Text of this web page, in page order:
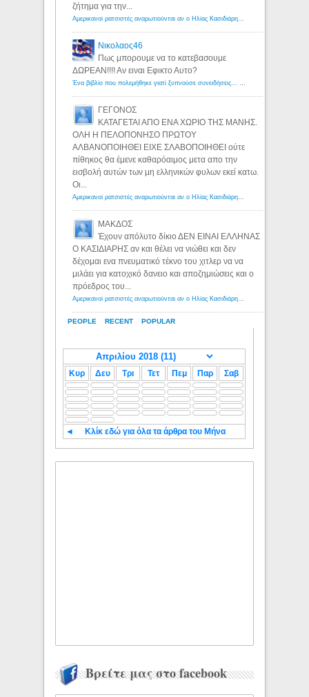
PEOPLE RECENT POPULAR
ζήτημα για την...
Αμερικανοί ρατσιστές αναρωτιούνται αν ο Ηλίας Κασιδιάρης ανήκει στη λευκή φυλή... - Λόγιος Ερμής
Νικολαος46
Πως μπορουμε να το κατεβασουμε
ΔΩΡΕΑΝ!!!! Αν ειναι Εφικτο Αυτο?
Ένα βιβλίο που πολεμήθηκε γιατί ξυπνούσε συνειδήσεις... - Λόγιος Ερμής | Η γνώση ξεκινάει με την αναζήτηση...
ΓΕΓΟΝΟΣ
ΚΑΤΑΓΕΤΑΙ ΑΠΟ ΕΝΑ ΧΩΡΙΟ ΤΗΣ ΜΑΝΗΣ.
ΟΛΗ Η ΠΕΛΟΠΟΝΗΣΟ ΠΡΩΤΟΥ
ΑΛΒΑΝΟΠΟΙΗΘΕΙ ΕΙΧΕ ΣΛΑΒΟΠΟΙΗΘΕΙ ούτε
πίθηκος θα έμενε καθαρόαιμος μετα απο την
εισβολή αυτών των μη ελληνικών φυλων εκεί κατω.
Οι...
Αμερικανοί ρατσιστές αναρωτιούνται αν ο Ηλίας Κασιδιάρης ανήκει στη λευκή φυλή... - Λόγιος Ερμής
ΜΑΚΔΟΣ
Έχουν απόλυτο δίκιο ΔΕΝ ΕΙΝΑΙ ΕΛΛΗΝΑΣ
Ο ΚΑΣΙΔΙΑΡΗΣ αν και θέλει να νιώθει και δεν
δέχομαι ενα πνευματικό τέκνο του χιτλερ να να
μιλάει για κατοχικό δανειο και αποζημιώσεις και ο
πρόεδρος του...
Αμερικανοί ρατσιστές αναρωτιούνται αν ο Ηλίας Κασιδιάρης ανήκει στη λευκή φυλή... - Λόγιος Ερμής
Κυρ Δευ Τρι Τετ Πεμ Παρ Σαβ
◄ Κλίκ εδώ για όλα τα άρθρα του Μήνα
Βρείτε μας στο facebook